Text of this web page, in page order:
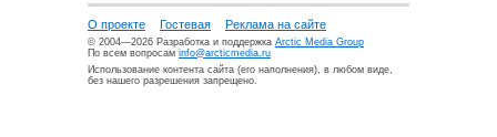
О проекте Гостевая Реклама на сайте
© 2004—2026 Разработка и поддержка Arctic Media Group
По всем вопросам info@arcticmedia.ru
Использование контента сайта (его наполнения), в любом виде,
без нашего разрешения запрещено.